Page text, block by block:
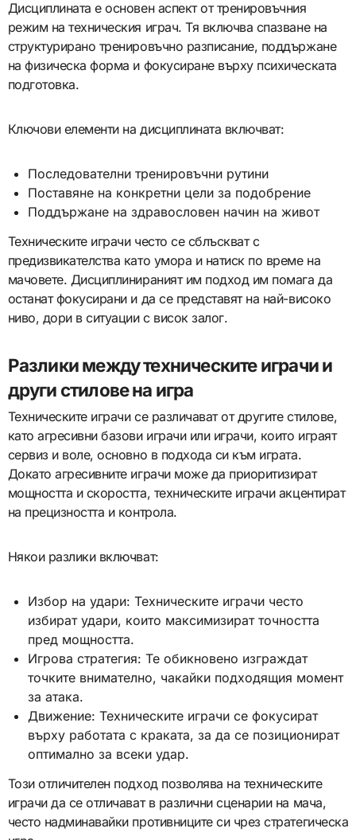
Дисциплината е основен аспект от тренировъчния
режим на техническия играч. Тя включва спазване на
структурирано тренировъчно разписание, поддържане
на физическа форма и фокусиране върху психическата
подготовка.
Ключови елементи на дисциплината включват:
Последователни тренировъчни рутини
Поставяне на конкретни цели за подобрение
Поддържане на здравословен начин на живот
Техническите играчи често се сблъскват с
предизвикателства като умора и натиск по време на
мачовете. Дисциплинираният им подход им помага да
останат фокусирани и да се представят на най-високо
ниво, дори в ситуации с висок залог.
Разлики между техническите играчи и
други стилове на игра
Техническите играчи се различават от другите стилове,
като агресивни базови играчи или играчи, които играят
сервиз и воле, основно в подхода си към играта.
Докато агресивните играчи може да приоритизират
мощността и скоростта, техническите играчи акцентират
на прецизността и контрола.
Някои разлики включват:
Избор на удари: Техническите играчи често
избират удари, които максимизират точността
пред мощността.
Игрова стратегия: Те обикновено изграждат
точките внимателно, чакайки подходящия момент
за атака.
Движение: Техническите играчи се фокусират
върху работата с краката, за да се позиционират
оптимално за всеки удар.
Този отличителен подход позволява на техническите
играчи да се отличават в различни сценарии на мача,
често надминавайки противниците си чрез стратегическа